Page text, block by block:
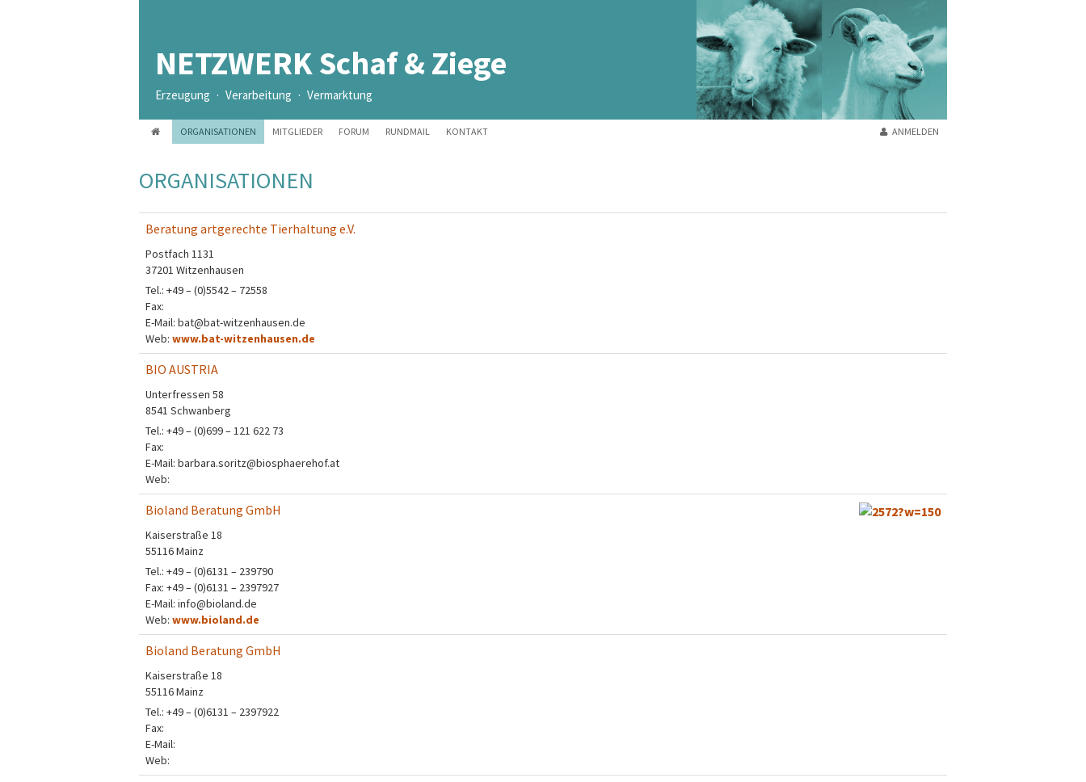
NETZWERK Schaf & Ziege
Erzeugung · Verarbeitung · Vermarktung
ORGANISATIONEN MITGLIEDER FORUM RUNDMAIL KONTAKT ANMELDEN
ORGANISATIONEN
Beratung artgerechte Tierhaltung e.V.
Postfach 1131
37201 Witzenhausen
Tel.: +49 – (0)5542 – 72558
Fax:
E-Mail: bat@bat-witzenhausen.de
Web: www.bat-witzenhausen.de
BIO AUSTRIA
Unterfressen 58
8541 Schwanberg
Tel.: +49 – (0)699 – 121 622 73
Fax:
E-Mail: barbara.soritz@biosphaerehof.at
Web:
Bioland Beratung GmbH
Kaiserstraße 18
55116 Mainz
Tel.: +49 – (0)6131 – 239790
Fax: +49 – (0)6131 – 2397927
E-Mail: info@bioland.de
Web: www.bioland.de
Bioland Beratung GmbH
Kaiserstraße 18
55116 Mainz
Tel.: +49 – (0)6131 – 2397922
Fax:
E-Mail:
Web: